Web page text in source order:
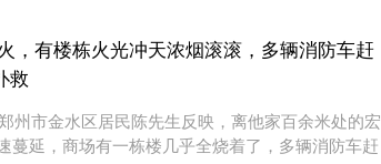
，有楼栋火光冲天浓烟滚滚，多辆消防车赶
救
州市金水区居民陈先生反映，离他家百余米处的宏
蔓延，商场有一栋楼几乎全烧着了，多辆消防车赶